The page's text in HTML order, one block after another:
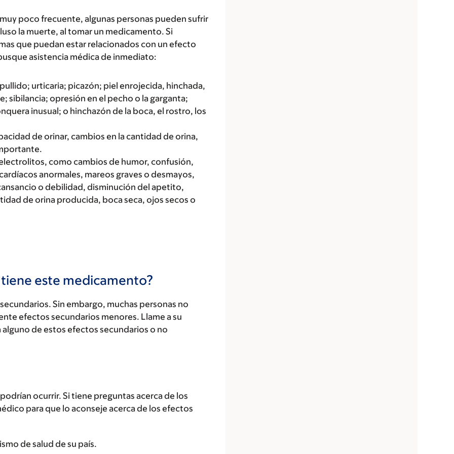
poco frecuente, algunas personas pueden sufrir
la muerte, al tomar un medicamento. Si
que puedan estar relacionados con un efecto
asistencia médica de inmediato:
urticaria; picazón; piel enrojecida, hinchada,
sibilancia; opresión en el pecho o la garganta;
inusual; o hinchazón de la boca, el rostro, los
de orinar, cambios en la cantidad de orina,
como cambios de humor, confusión,
anormales, mareos graves o desmayos,
o debilidad, disminución del apetito,
de orina producida, boca seca, ojos secos o
este medicamento?
Sin embargo, muchas personas no
efectos secundarios menores. Llame a su
de estos efectos secundarios o no
ocurrir. Si tiene preguntas acerca de los
para que lo aconseje acerca de los efectos
de salud de su país.